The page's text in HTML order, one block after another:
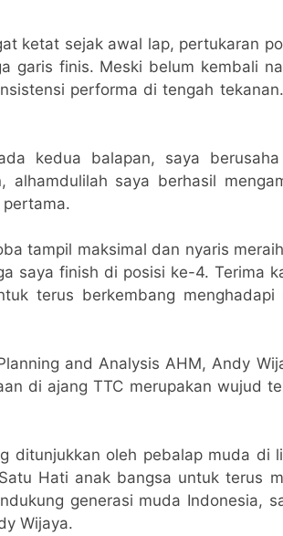
ketat sejak awal lap, pertukaran
garis finis. Meski belum kembali
performa di tengah
kedua balapan, saya
alhamdulilah saya berhasil
tampil maksimal dan nyaris
saya finish di posisi ke-4. Terima
terus berkembang menghadapi
and Analysis AHM, Andy
di ajang TTC merupakan wujud
ditunjukkan oleh pebalap muda di
Hati anak bangsa untuk terus
generasi muda Indonesia,
Wijaya.